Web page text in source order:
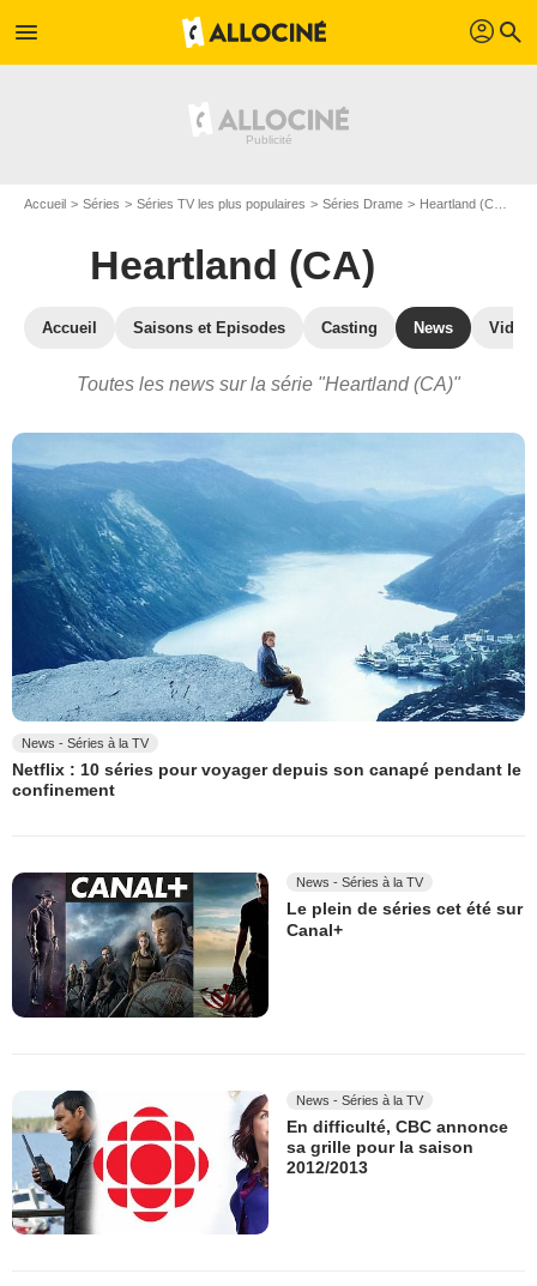
menu profil search
Accueil Séries Séries TV les plus populaires Séries Drame Heartland (CA)
Heartland (CA)
Accueil Saisons et Episodes Casting News
Toutes les news sur la série "Heartland (CA)"
News - Séries à la TV
Netflix : 10 séries pour voyager depuis son canapé pendant le
confinement
News - Séries à la TV
Le plein de séries cet été sur
Canal+
News - Séries à la TV
En difficulté, CBC annonce
sa grille pour la saison
2012/2013